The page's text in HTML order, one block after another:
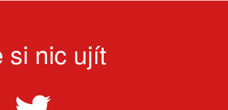
si nic ujít